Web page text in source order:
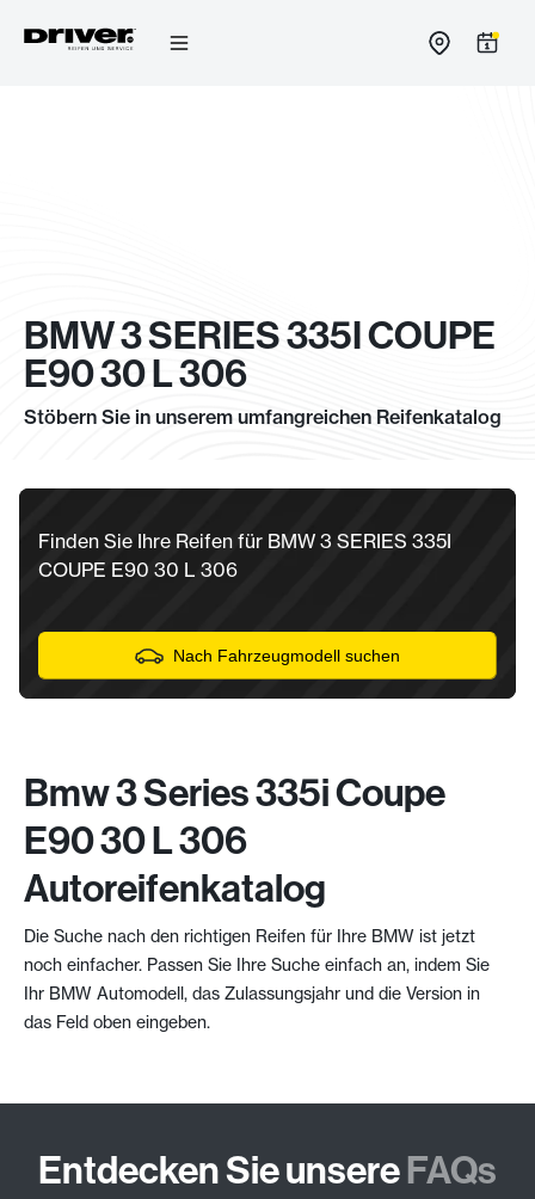
BMW 3 SERIES 335I COUPE
E90 30 L 306
Stöbern Sie in unserem umfangreichen Reifenkatalog
Finden Sie Ihre Reifen für BMW 3 SERIES 335I
COUPE E90 30 L 306
Nach Fahrzeugmodell suchen
Bmw 3 Series 335i Coupe
E90 30 L 306
Autoreifenkatalog
Die Suche nach den richtigen Reifen für Ihre BMW ist jetzt
noch einfacher. Passen Sie Ihre Suche einfach an, indem Sie
Ihr BMW Automodell, das Zulassungsjahr und die Version in
das Feld oben eingeben.
Entdecken Sie unsereFAQs